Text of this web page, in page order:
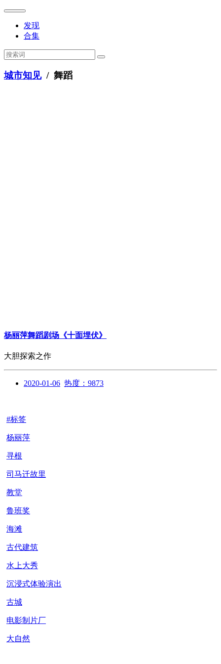
发现
合集
城市知见/ 舞蹈
杨丽萍舞蹈剧场《十面埋伏》
大胆探索之作
2020-01-06 热度：9873
#标签
杨丽萍
寻根
司马迁故里
教堂
鲁班奖
海滩
古代建筑
水上大秀
沉浸式体验演出
古城
电影制片厂
大自然